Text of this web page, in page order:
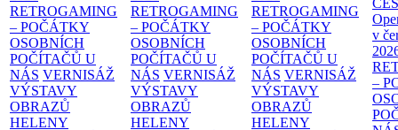
RETROGAMING
– POČÁTKY
OSOBNÍCH
POČÍTAČŮ U
NÁS VERNISÁŽ
VÝSTAVY
OBRAZŮ
HELENY
RETROGAMING
– POČÁTKY
OSOBNÍCH
POČÍTAČŮ U
NÁS VERNISÁŽ
VÝSTAVY
OBRAZŮ
HELENY
RETROGAMING
– POČÁTKY
OSOBNÍCH
POČÍTAČŮ U
NÁS VERNISÁŽ
VÝSTAVY
OBRAZŮ
HELENY
v
–